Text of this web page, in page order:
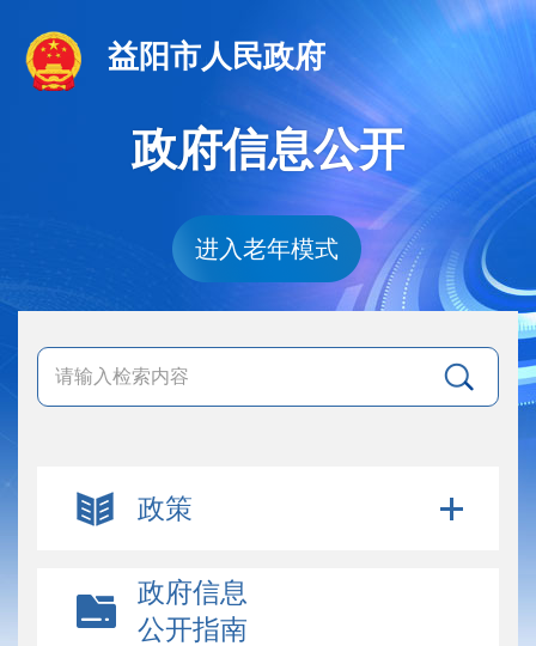
益阳市人民政府
进入老年模式
政府信息公开
政策
政府信息
公开指南